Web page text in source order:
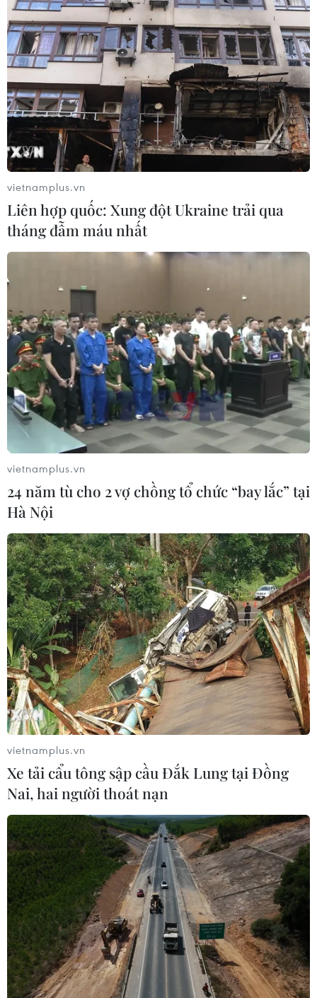
vietnamplus.vn
Liên hợp quốc: Xung đột Ukraine trải qua
tháng đẫm máu nhất
vietnamplus.vn
24 năm tù cho 2 vợ chồng tổ chức “bay lắc” tại
Hà Nội
vietnamplus.vn
Xe tải cẩu tông sập cầu Đắk Lung tại Đồng
Nai, hai người thoát nạn